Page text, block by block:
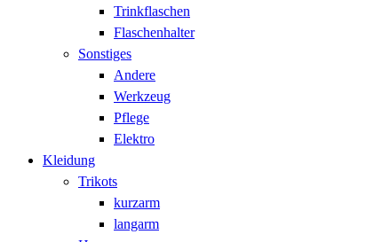
Trinkflaschen
Flaschenhalter
Sonstiges
Andere
Werkzeug
Pflege
Elektro
Kleidung
Trikots
kurzarm
langarm